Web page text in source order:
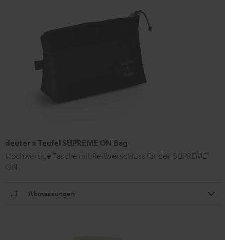
deuter x Teufel SUPREME ON Bag
Hochwertige Tasche mit Reißverschluss für den SUPREME
ON
Abmessungen